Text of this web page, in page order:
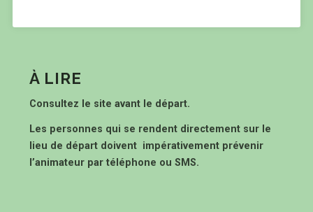
À LIRE
Consultez le site avant le départ.
Les personnes qui se rendent directement sur le
lieu de départ doivent impérativement prévenir
l’animateur par téléphone ou SMS.